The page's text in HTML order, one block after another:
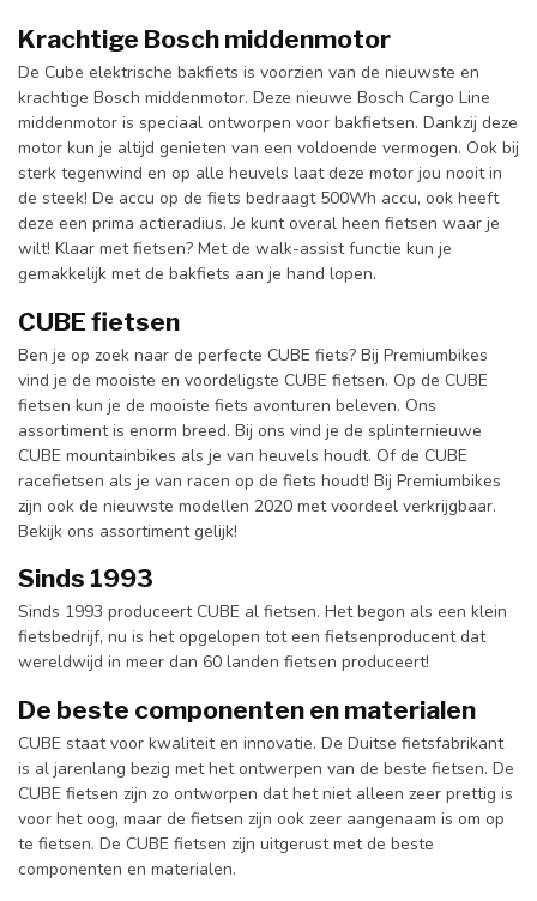
Krachtige Bosch middenmotor
De Cube elektrische bakfiets is voorzien van de nieuwste en
krachtige Bosch middenmotor. Deze nieuwe Bosch Cargo Line
middenmotor is speciaal ontworpen voor bakfietsen. Dankzij deze
motor kun je altijd genieten van een voldoende vermogen. Ook bij
sterk tegenwind en op alle heuvels laat deze motor jou nooit in
de steek! De accu op de fiets bedraagt 500Wh accu, ook heeft
deze een prima actieradius. Je kunt overal heen fietsen waar je
wilt! Klaar met fietsen? Met de walk-assist functie kun je
gemakkelijk met de bakfiets aan je hand lopen.
CUBE fietsen
Ben je op zoek naar de perfecte CUBE fiets? Bij Premiumbikes
vind je de mooiste en voordeligste CUBE fietsen. Op de CUBE
fietsen kun je de mooiste fiets avonturen beleven. Ons
assortiment is enorm breed. Bij ons vind je de splinternieuwe
CUBE mountainbikes als je van heuvels houdt. Of de CUBE
racefietsen als je van racen op de fiets houdt! Bij Premiumbikes
zijn ook de nieuwste modellen 2020 met voordeel verkrijgbaar.
Bekijk ons assortiment gelijk!
Sinds 1993
Sinds 1993 produceert CUBE al fietsen. Het begon als een klein
fietsbedrijf, nu is het opgelopen tot een fietsenproducent dat
wereldwijd in meer dan 60 landen fietsen produceert!
De beste componenten en materialen
CUBE staat voor kwaliteit en innovatie. De Duitse fietsfabrikant
is al jarenlang bezig met het ontwerpen van de beste fietsen. De
CUBE fietsen zijn zo ontworpen dat het niet alleen zeer prettig is
voor het oog, maar de fietsen zijn ook zeer aangenaam is om op
te fietsen. De CUBE fietsen zijn uitgerust met de beste
componenten en materialen.